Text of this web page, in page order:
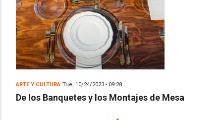
ARTE Y CULTURA Tue, 10/24/2023 - 09:28
De los Banquetes y los Montajes de Mesa